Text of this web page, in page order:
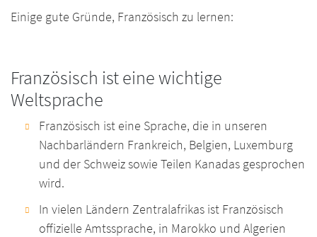
Einige gute Gründe, Französisch zu lernen:
Französisch ist eine wichtige
Weltsprache
Französisch ist eine Sprache, die in unseren
Nachbarländern Frankreich, Belgien, Luxemburg
und der Schweiz sowie Teilen Kanadas gesprochen
wird.
In vielen Ländern Zentralafrikas ist Französisch
offizielle Amtssprache, in Marokko und Algerien